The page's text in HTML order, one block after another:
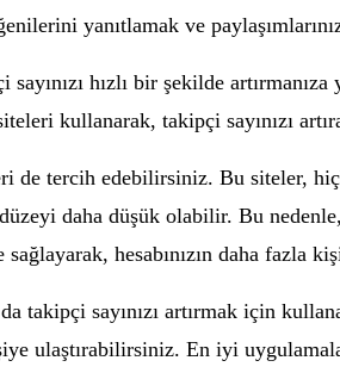
yanıtlamak ve
hızlı bir şekilde
kullanarak, takipçi sayınızı
tercih edebilirsiniz. Bu siteler,
daha düşük olabilir. Bu
hesabınızın daha fazla
takipçi sayınızı artırmak için
ulaştırabilirsiniz. En iyi